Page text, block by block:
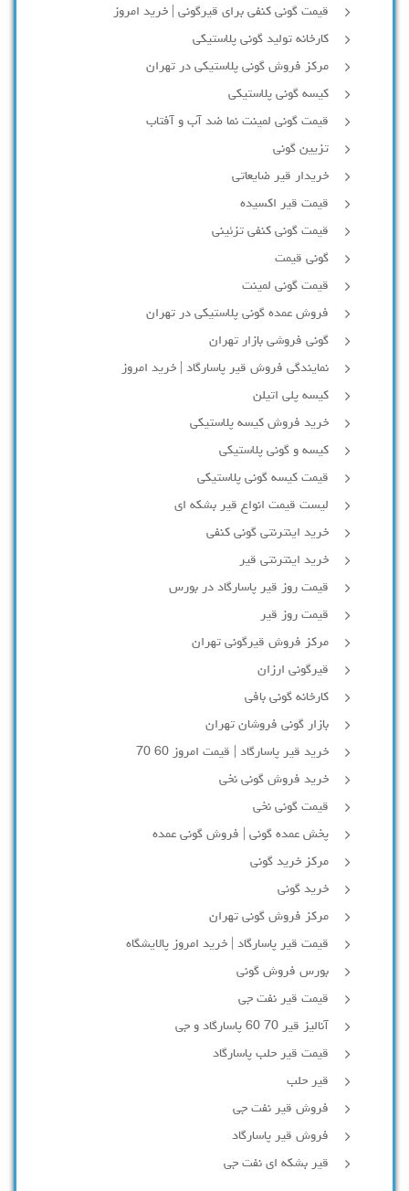
قیمت گونی کنفی برای قیرگونی | خرید امروز
کارخانه تولید گونی پلاستیکی
مرکز فروش گونی پلاستیکی در تهران
کیسه گونی پلاستیکی
قیمت گونی لمینت نما ضد آب و آفتاب
تزیین گونی
خریدار قیر ضایعاتی
قیمت قیر اکسیده
قیمت گونی کنفی تزئینی
گونی قیمت
قیمت گونی لمینت
فروش عمده گونی پلاستیکی در تهران
گونی فروشی بازار تهران
نمایندگی فروش قیر پاسارگاد | خرید امروز
کیسه پلی اتیلن
خرید فروش کیسه پلاستیکی
کیسه و گونی پلاستیکی
قیمت کیسه گونی پلاستیکی
لیست قیمت انواع قیر بشکه ای
خرید اینترنتی گونی کنفی
خرید اینترنتی قیر
قیمت روز قیر پاسارگاد در بورس
قیمت روز قیر
مرکز فروش قیرگونی تهران
قیرگونی ارزان
کارخانه گونی بافی
بازار گونی فروشان تهران
خرید قیر پاسارگاد | قیمت امروز 60 70
خرید فروش گونی نخی
قیمت گونی نخی
پخش عمده گونی | فروش گونی عمده
مرکز خرید گونی
خرید گونی
مرکز فروش گونی تهران
قیمت قیر پاسارگاد | خرید امروز پالایشگاه
بورس فروش گونی
قیمت قیر نفت جی
آنالیز قیر 70 60 پاسارگاد و جی
قیمت قیر حلب پاسارگاد
قیر حلب
فروش قیر نفت جی
فروش قیر پاسارگاد
قیر بشکه ای نفت جی